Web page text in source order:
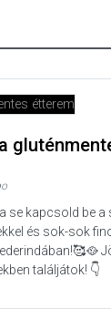
se kapcsold be a
és sok-sok
találjátok! 👇